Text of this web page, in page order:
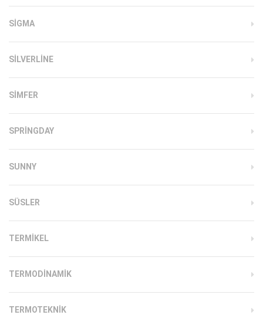
SIGMA
SILVERLINE
SIMFER
SPRINGDAY
SUNNY
SÜSLER
TERMIKEL
TERMODINAMIK
TERMOTEKNIK